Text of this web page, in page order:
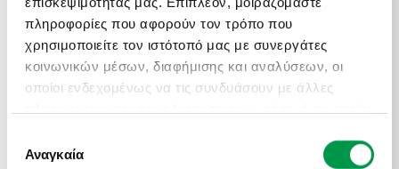
πληροφορίες που αφορούν τον τρόπο που
χρησιμοποιείτε τον ιστότοπό μας με συνεργάτες
κοινωνικών μέσων, διαφήμισης και αναλύσεων, οι
οποίοι ενδεχομένως να τις συνδυάσουν με άλλες
χρήση των υπηρεσιών τους.
συγκατάθεσης
Αναγκαία
Island. Αναχωρήσεις κάθε Τρίτη & Πέμπτη από
19/04 έως 10/12/2026 (επιστροφή). Οργανωμένα
Ατομικά Ταξίδια με ελάχιστη συμμετοχή 2 ατόμων.
ON REQUEST
3.450
Τελική τιμή ανά άτομο